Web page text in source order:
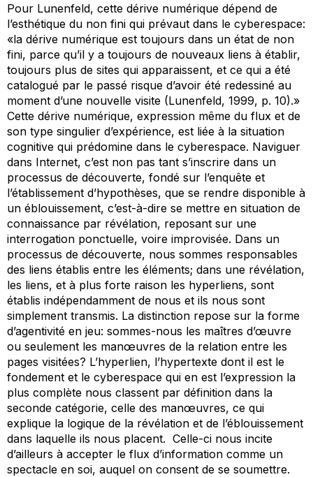
Pour Lunenfeld, cette dérive numérique dépend de
l’esthétique du non fini qui prévaut dans le cyberespace:
«la dérive numérique est toujours dans un état de non
fini, parce qu’il y a toujours de nouveaux liens à établir,
toujours plus de sites qui apparaissent, et ce qui a été
catalogué par le passé risque d’avoir été redessiné au
moment d’une nouvelle visite (Lunenfeld, 1999, p. 10).»
Cette dérive numérique, expression même du flux et de
son type singulier d’expérience, est liée à la situation
cognitive qui prédomine dans le cyberespace. Naviguer
dans Internet, c’est non pas tant s’inscrire dans un
processus de découverte, fondé sur l’enquête et
l’établissement d’hypothèses, que se rendre disponible à
un éblouissement, c’est-à-dire se mettre en situation de
connaissance par révélation, reposant sur une
interrogation ponctuelle, voire improvisée. Dans un
processus de découverte, nous sommes responsables
des liens établis entre les éléments; dans une révélation,
les liens, et à plus forte raison les hyperliens, sont
établis indépendamment de nous et ils nous sont
simplement transmis. La distinction repose sur la forme
d’agentivité en jeu: sommes-nous les maîtres d’œuvre
ou seulement les manœuvres de la relation entre les
pages visitées? L’hyperlien, l’hypertexte dont il est le
fondement et le cyberespace qui en est l’expression la
plus complète nous classent par définition dans la
seconde catégorie, celle des manœuvres, ce qui
explique la logique de la révélation et de l’éblouissement
dans laquelle ils nous placent. Celle-ci nous incite
d’ailleurs à accepter le flux d’information comme un
spectacle en soi, auquel on consent de se soumettre.